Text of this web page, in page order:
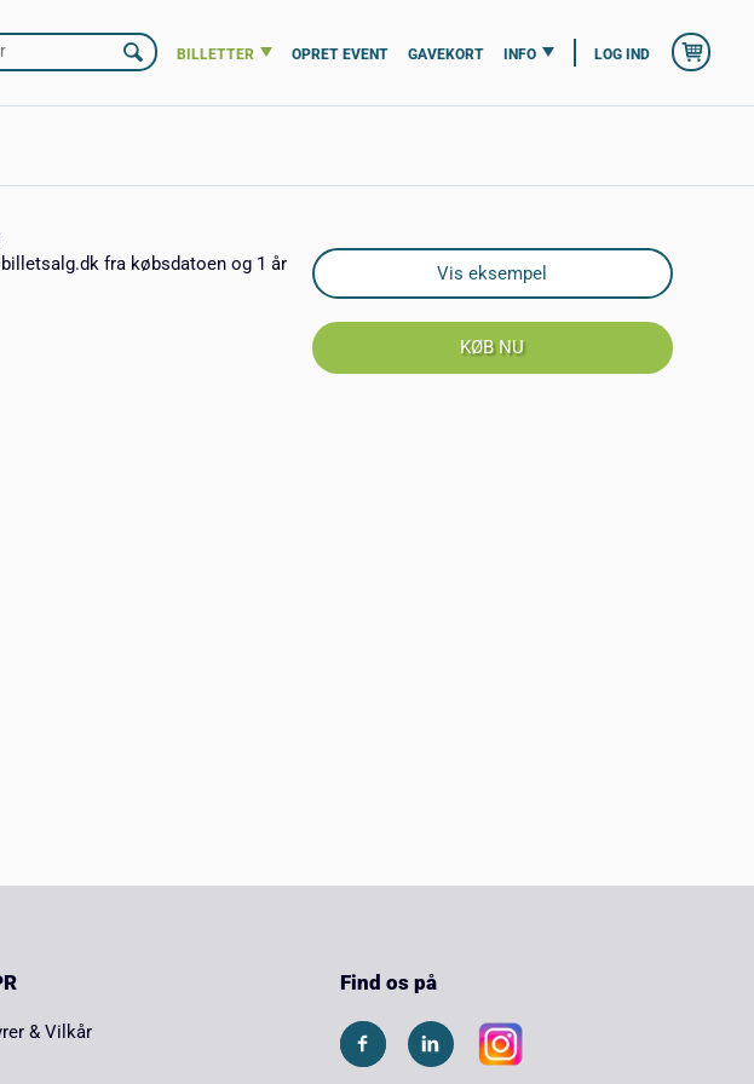
BILLETTER OPRET EVENT GAVEKORT INFO LOG IND
fra købsdatoen og 1 år
& Vilkår
Find os på